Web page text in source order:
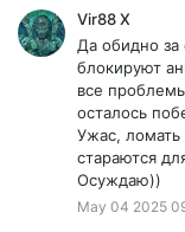
Vir88 X
Да обидно за
блокируют
все
осталось
Ужас,
стараются
Осуждаю))
May 04 2025